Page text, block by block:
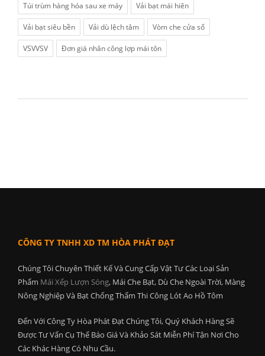
Túi trùm hàng hóa sau xe máy Vải bạt mái hiên
Vải bạt siêu bền Vải dù lệch tâm Vòm che cửa sổ
VSVVSV Đơn giá nhân công lợp mái tôn
CÔNG TY TNHH XD TM HÒA PHÁT ĐẠT
Chúng Tôi Chuyên Thiết Kế Và Cung Cấp Vật Tư Các Loại Sản
Phẩm Mái Xếp Lượn Sóng, Mái Che Bạt, Dù Che Ngoài Trời, Màng
Nông Nghiệp Và Bạt Chống Thấm Thi Công Lót Ao Hồ Tôm
Đến Với Công Ty Hòa Phát Đạt Chúng Tôi, Quý Khách Hàng Sẽ
Được Tư Vấn Cụ Thể Báo Giá Và Khảo Sát Miễn Phí Tận Nơi Cho
Các Khác Hàng Có Nhu Cầu.